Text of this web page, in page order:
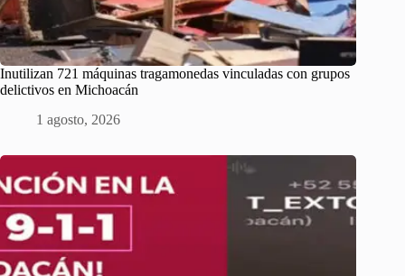
Inutilizan 721 máquinas tragamonedas vinculadas con grupos
delictivos en Michoacán
1 agosto, 2026